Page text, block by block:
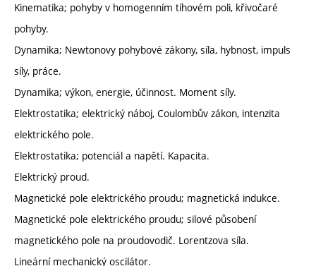
Kinematika; pohyby v homogenním tíhovém poli, křivočaré
pohyby.
Dynamika; Newtonovy pohybové zákony, síla, hybnost, impuls
síly, práce.
Dynamika; výkon, energie, účinnost. Moment síly.
Elektrostatika; elektrický náboj, Coulombův zákon, intenzita
elektrického pole.
Elektrostatika; potenciál a napětí. Kapacita.
Elektrický proud.
Magnetické pole elektrického proudu; magnetická indukce.
Magnetické pole elektrického proudu; silové působení
magnetického pole na proudovodič. Lorentzova síla.
Lineární mechanický oscilátor.